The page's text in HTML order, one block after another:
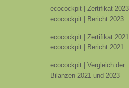
ecocockpit | Zertifikat 2023
ecocockpit | Bericht 2023
ecocockpit | Zertifikat 2021
ecocockpit | Bericht 2021
ecocockpit | Vergleich der
Bilanzen 2021 und 2023